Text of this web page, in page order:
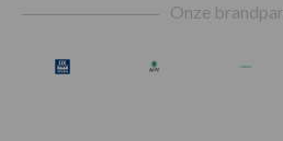
Onze